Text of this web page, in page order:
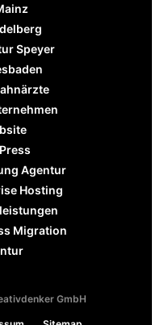
Speyer
Agentur
Hosting
Migration
GmbH